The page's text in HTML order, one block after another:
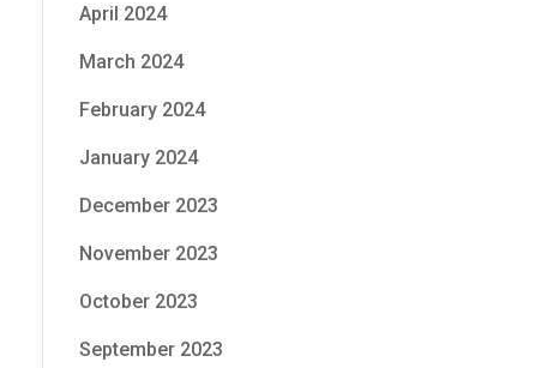
April 2024
March 2024
February 2024
January 2024
December 2023
November 2023
October 2023
September 2023